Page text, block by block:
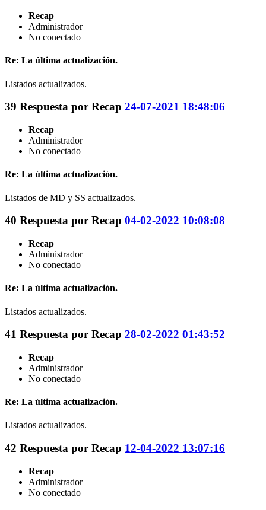
Recap
Administrador
No conectado
Re: La última actualización.
Listados actualizados.
39 Respuesta por Recap 24-07-2021 18:48:06
Recap
Administrador
No conectado
Re: La última actualización.
Listados de MD y SS actualizados.
40 Respuesta por Recap 04-02-2022 10:08:08
Recap
Administrador
No conectado
Re: La última actualización.
Listados actualizados.
41 Respuesta por Recap 28-02-2022 01:43:52
Recap
Administrador
No conectado
Re: La última actualización.
Listados actualizados.
42 Respuesta por Recap 12-04-2022 13:07:16
Recap
Administrador
No conectado